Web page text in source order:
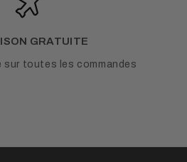
GRATUITE
sur toutes les commandes